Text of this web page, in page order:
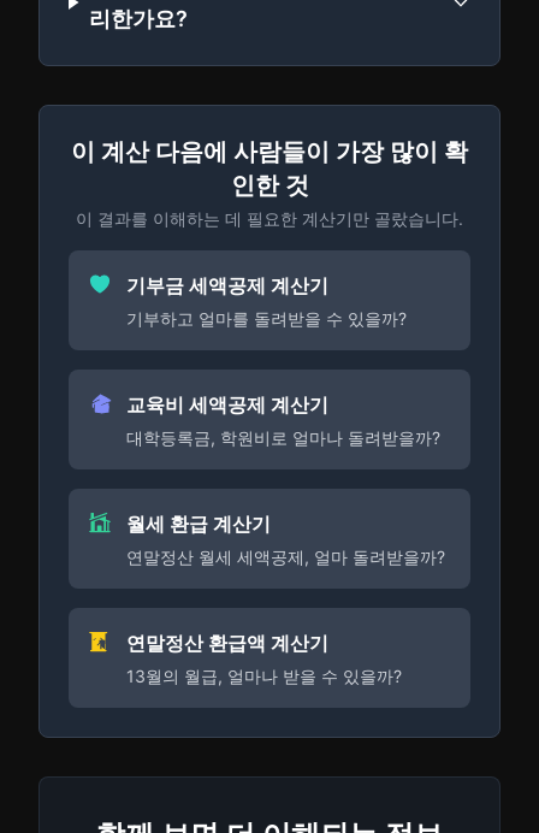
리한가요?
이 계산 다음에 사람들이 가장 많이 확
인한 것
이 결과를 이해하는 데 필요한 계산기만 골랐습니다.
기부금 세액공제 계산기
기부하고 얼마를 돌려받을 수 있을까?
교육비 세액공제 계산기
대학등록금, 학원비로 얼마나 돌려받을까?
월세 환급 계산기
연말정산 월세 세액공제, 얼마 돌려받을까?
연말정산 환급액 계산기
13월의 월급, 얼마나 받을 수 있을까?